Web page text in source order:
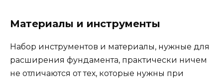
Материалы и инструменты
Набор инструментов и материалы, нужные для
расширения фундамента, практически ничем
не отличаются от тех, которые нужны при